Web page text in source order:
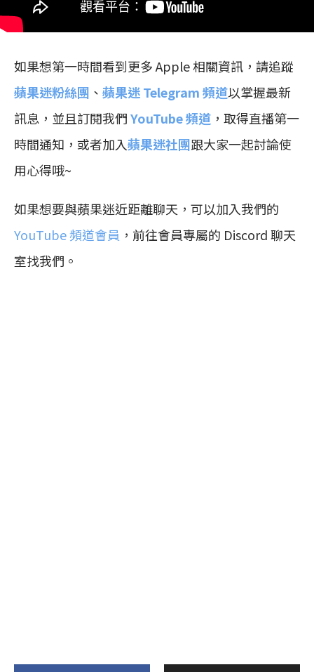
如果想第一時間看到更多 Apple 相關資訊，請追蹤
蘋果迷粉絲團 、 蘋果迷 Telegram 頻道以掌握最新
訊息，並且訂閱我們YouTube 頻道 ，取得直播第一
時間通知，或者加入蘋果迷社團跟大家一起討論使
用心得哦~
如果想要與蘋果迷近距離聊天，可以加入我們的
YouTube 頻道會員 ，前往會員專屬的 Discord 聊天
室找我們。